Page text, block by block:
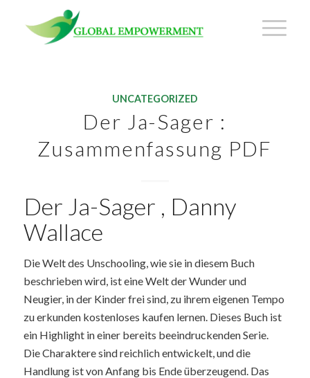
UNCATEGORIZED
Der Ja-Sager :
Zusammenfassung PDF
Der Ja-Sager , Danny
Wallace
Die Welt des Unschooling, wie sie in diesem Buch
beschrieben wird, ist eine Welt der Wunder und
Neugier, in der Kinder frei sind, zu ihrem eigenen Tempo
zu erkunden kostenloses kaufen lernen. Dieses Buch ist
ein Highlight in einer bereits beeindruckenden Serie.
Die Charaktere sind reichlich entwickelt, und die
Handlung ist von Anfang bis Ende überzeugend. Das